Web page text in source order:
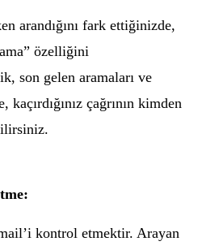
arandığını fark ettiğinizde,
özelliğini
son gelen aramaları ve
çağrının kimden
kontrol etmektir. Arayan